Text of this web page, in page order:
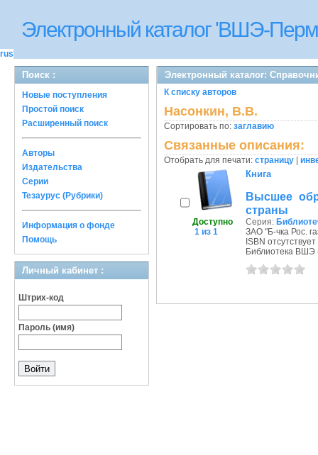
Электронный каталог 'ВШЭ-
rus
Поиск :
Новые поступления
Простой поиск
Расширенный поиск
Авторы
Издательства
Серии
Тезаурус (Рубрики)
Информация о фонде
Помощь
Личный кабинет :
Штрих-код
Пароль (имя)
Электронный каталог:
К списку авторов
Насонкин, В.В.
Сортировать по: заглавию
Связанные описания:
Отобрать для печати: страницу
Доступно
1 из 1
Книга
Высшее
страны
Серия:
ЗАО "Б-чка Рос.
ISBN отсутствует
Библиотека ВШЭ